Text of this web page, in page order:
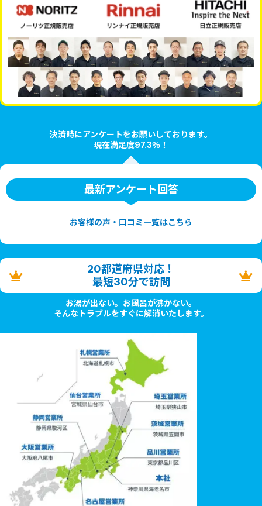
決済時にアンケートをお願いしております。
現在満足度97.3％！
最新アンケート回答
お客様の声・口コミ一覧はこちら
20都道府県対応！
最短30分で訪問
お湯が出ない。お風呂が沸かない。
そんなトラブルをすぐに解消いたします。